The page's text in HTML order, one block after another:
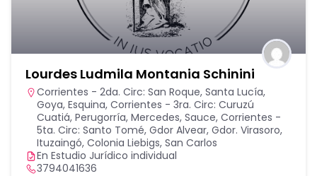
Lourdes Ludmila Montania Schinini
Corrientes - 2da. Circ: San Roque, Santa Lucía,
Goya, Esquina, Corrientes - 3ra. Circ: Curuzú
Cuatiá, Perugorría, Mercedes, Sauce, Corrientes -
5ta. Circ: Santo Tomé, Gdor Alvear, Gdor. Virasoro,
Ituzaingó, Colonia Liebigs, San Carlos
En Estudio Jurídico individual
3794041636